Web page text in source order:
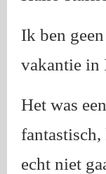
Ik ben
vakantie in
Het was
echt niet